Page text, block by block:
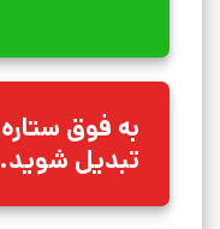
به فوق
تبدیل شوید.